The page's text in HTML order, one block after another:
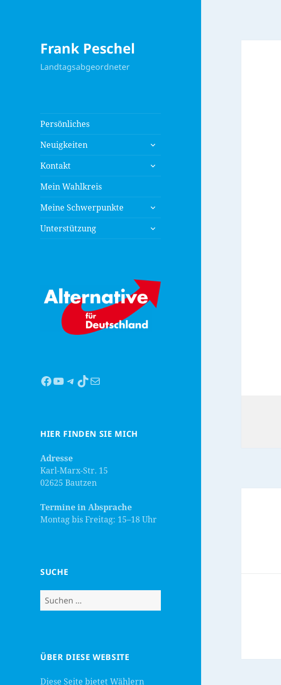
Frank Peschel
Landtagsabgeordneter
Persönliches
Neuigkeiten
untermenü
anzeigen
Kontakt
untermenü
anzeigen
Mein Wahlkreis
Meine Schwerpunkte
untermenü
anzeigen
Unterstützung
untermenü
anzeigen
Facebook
YouTube
Telegram
TikTok
Mail
HIER FINDEN SIE MICH
Adresse
Karl-Marx-Str. 15
02625 Bautzen
Termine in Absprache
Montag bis Freitag: 15–18 Uhr
SUCHE
Suchen
nach:
ÜBER DIESE WEBSITE
Diese Seite bietet Wählern